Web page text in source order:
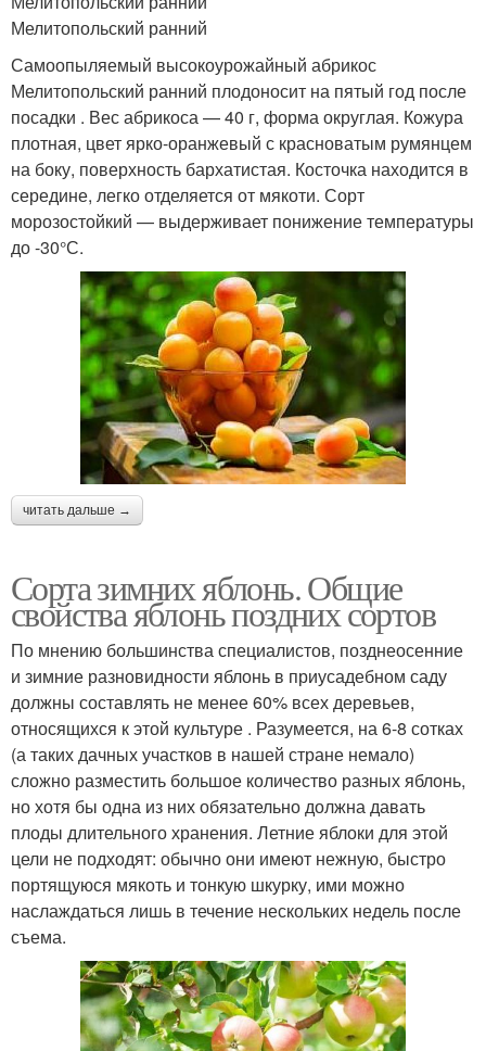
Мелитопольский ранний
Самоопыляемый высокоурожайный абрикос
Мелитопольский ранний плодоносит на пятый год после
посадки . Вес абрикоса — 40 г, форма округлая. Кожура
плотная, цвет ярко-оранжевый с красноватым румянцем
на боку, поверхность бархатистая. Косточка находится в
середине, легко отделяется от мякоти. Сорт
морозостойкий — выдерживает понижение температуры
до -30°С.
читать дальше →
Сорта зимних яблонь. Общие
свойства яблонь поздних сортов
По мнению большинства специалистов, позднеосенние
и зимние разновидности яблонь в приусадебном саду
должны составлять не менее 60% всех деревьев,
относящихся к этой культуре . Разумеется, на 6-8 сотках
(а таких дачных участков в нашей стране немало)
сложно разместить большое количество разных яблонь,
но хотя бы одна из них обязательно должна давать
плоды длительного хранения. Летние яблоки для этой
цели не подходят: обычно они имеют нежную, быстро
портящуюся мякоть и тонкую шкурку, ими можно
наслаждаться лишь в течение нескольких недель после
съема.